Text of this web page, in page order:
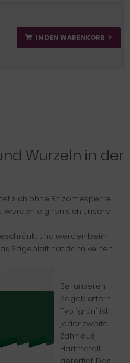
IN DEN WARENKORB
Wurzeln in der
sich ohne Rhizomesperre
werden eignen sich unsere
und werden beim
Sägeblatt hat dann keinen
Bei unseren
Sägeblättern
Typ "grün" ist
jeder zweite
Zahn aus
Hartmetall